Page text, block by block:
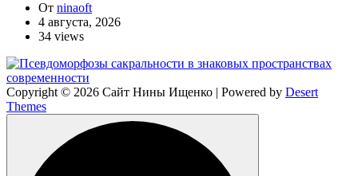
От ninaoft
4 августа, 2026
34 views
Copyright © 2026 Сайт Нины Ищенко | Powered by Desert
Themes